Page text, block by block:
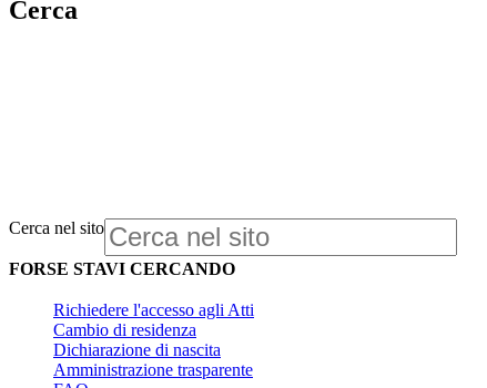
Cerca
Cerca nel sito
FORSE STAVI CERCANDO
Richiedere l'accesso agli Atti
Cambio di residenza
Dichiarazione di nascita
Amministrazione trasparente